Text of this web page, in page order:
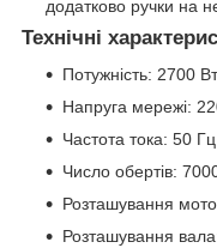
додатково ручки на
Технічні
Потужність: 2700 Вт
Напруга мережі:
Частота тока: 50 Гц
Число обертів:
Розташування
Розташування